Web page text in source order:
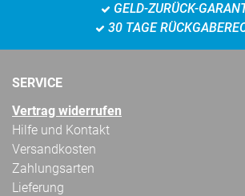
GELD-ZURÜCK-
30 TAGE
SERVICE
Vertrag widerrufen
Hilfe und Kontakt
Versandkosten
Zahlungsarten
Lieferung